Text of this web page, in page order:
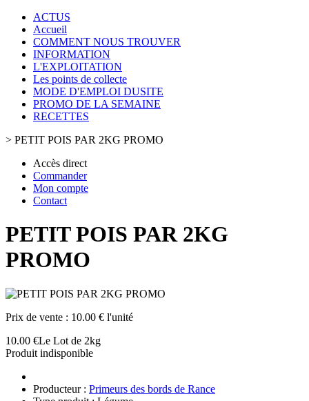
ACTUS
Accueil
COMMENT NOUS TROUVER
INFORMATION
L'EXPLOITATION
Les points de collecte
MODE D'EMPLOI DUSITE
PROMO DE LA SEMAINE
RECETTES
> PETIT POIS PAR 2KG PROMO
Accès direct
Commander
Mon compte
Contact
PETIT POIS PAR 2KG
PROMO
Prix de vente : 10.00 € l'unité
10.00 €Le Lot de 2kg
Produit indisponible
Producteur : Primeurs des bords de Rance